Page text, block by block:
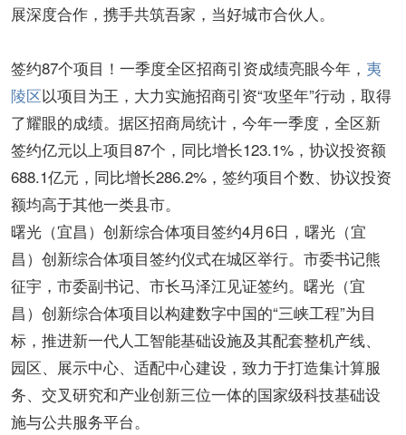
展深度合作，携手共筑吾家，当好城市合伙人。
签约87个项目！一季度全区招商引资成绩亮眼今年， 夷
陵区以项目为王，大力实施招商引资“攻坚年”行动，取得
了耀眼的成绩。据区招商局统计，今年一季度，全区新
签约亿元以上项目87个，同比增长123.1%，协议投资额
688.1亿元，同比增长286.2%，签约项目个数、协议投资
额均高于其他一类县市。
曙光（宜昌）创新综合体项目签约4月6日，曙光（宜
昌）创新综合体项目签约仪式在城区举行。市委书记熊
征宇，市委副书记、市长马泽江见证签约。曙光（宜
昌）创新综合体项目以构建数字中国的“三峡工程”为目
标，推进新一代人工智能基础设施及其配套整机产线、
园区、展示中心、适配中心建设，致力于打造集计算服
务、交叉研究和产业创新三位一体的国家级科技基础设
施与公共服务平台。